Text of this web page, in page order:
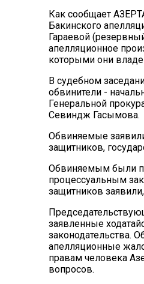
Как сообщает
Бакинского
Гараевой
апелляционное
которыми они
В судебном
обвинители -
Генеральной
Севиндж Гасымова.
Обвиняемые
защитников,
Обвиняемым были
процессуальным
защитников
заявленные
законодательства.
апелляционные
правам человека
вопросов.